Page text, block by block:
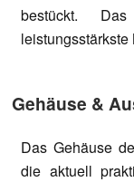
bestückt.
leistungsstärkste
Gehäuse &
Das Gehäuse
die aktuell